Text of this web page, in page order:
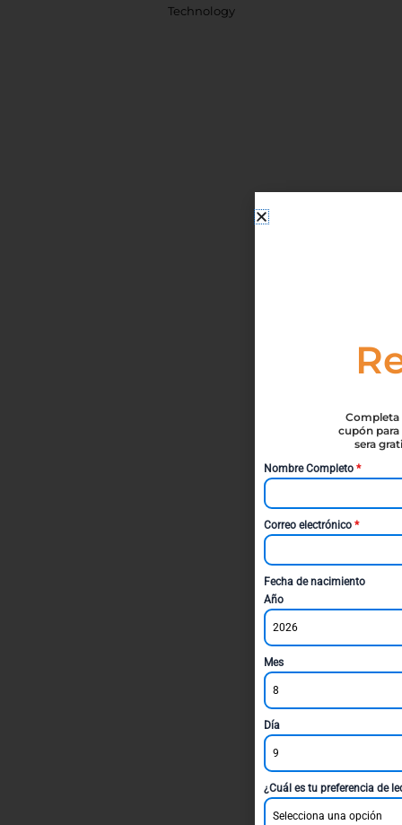
Technology
Completa
cupón para
sera
Nombre Completo *
Correo electrónico *
Fecha de nacimiento
Año
2026
Mes
8
Día
9
¿Cuál es tu preferencia de
Selecciona una opción